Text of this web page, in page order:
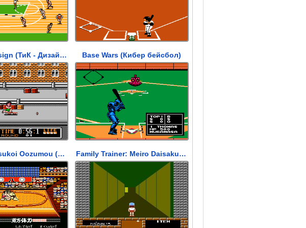
T&C Surf Design (ТиК - Дизайн серфинга) Base Wars (Кибер бейсбол)
Terao no Dosukoi Oozumou (Терао не Досукои) Family Trainer: Meiro Daisakusen (Семья Тренеров)